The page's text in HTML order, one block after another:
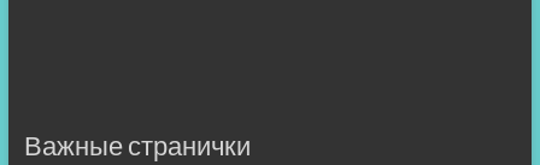
Важные странички